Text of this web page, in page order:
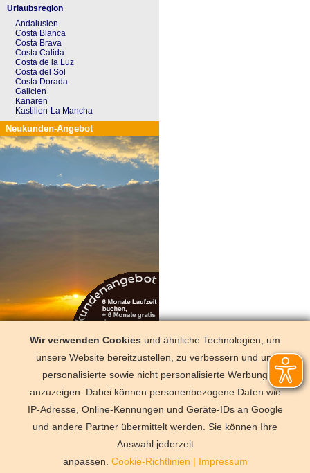
Urlaubsregion
Andalusien
Costa Blanca
Costa Brava
Costa Calida
Costa de la Luz
Costa del Sol
Costa Dorada
Galicien
Kanaren
Kastilien-La Mancha
Neukunden-Angebot
Deutschland Florida
Wir verwenden Cookies und ähnliche Technologien, um
unsere Website bereitzustellen, zu verbessern und um
personalisierte sowie nicht personalisierte Werbung
anzuzeigen. Dabei können personenbezogene Daten wie
IP-Adresse, Online-Kennungen und Geräte-IDs an Google
und andere Partner übermittelt werden. Sie können Ihre
Auswahl jederzeit
anpassen. Cookie-Richtlinien | Impressum